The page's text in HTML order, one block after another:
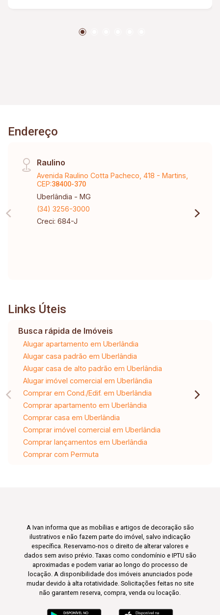
Endereço
Raulino
Avenida Raulino Cotta Pacheco, 418 - Martins,
CEP:38400-370
Uberlândia - MG
(34) 3256-3000
Creci: 684-J
Links Úteis
Busca rápida de Imóveis
Alugar apartamento em Uberlândia
Alugar casa padrão em Uberlândia
Alugar casa de alto padrão em Uberlândia
Alugar imóvel comercial em Uberlândia
Comprar em Cond./Edif. em Uberlândia
Comprar apartamento em Uberlândia
Comprar casa em Uberlândia
Comprar imóvel comercial em Uberlândia
Comprar lançamentos em Uberlândia
Comprar com Permuta
A Ivan informa que as mobílias e artigos de decoração são
ilustrativos e não fazem parte do imóvel, salvo indicação
específica. Reservamo-nos o direito de alterar valores e
dados sem aviso prévio. Taxas como condomínio e IPTU são
aproximadas e podem variar ao longo do processo de
locação. A disponibilidade dos imóveis anunciados pode
mudar devido à alta rotatividade. Solicitações feitas no site
não garantem reserva, compra, venda ou locação.